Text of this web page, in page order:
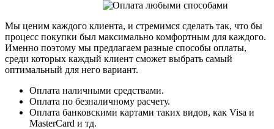
Мы ценим каждого клиента, и стремимся сделать так, что бы
процесс покупки был максимально комфортным для каждого.
Именно поэтому мы предлагаем разные способы оплаты,
среди которых каждый клиент сможет выбрать самый
оптимальный для него вариант.
Оплата наличными средствами.
Оплата по безналичному расчету.
Оплата банковскими картами таких видов, как Visa и
MasterCard и тд.